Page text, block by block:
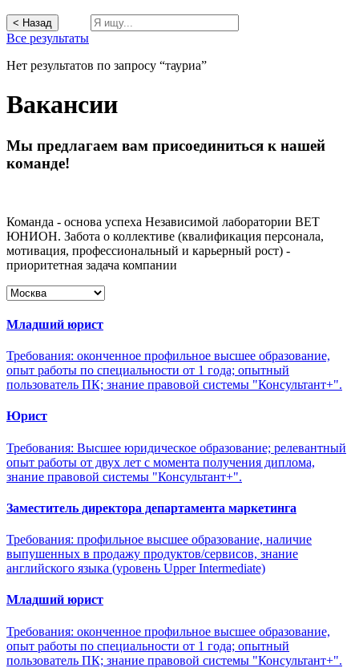
< Назад
Все результаты
Нет результатов по запросу “тауриа”
Вакансии
Мы предлагаем вам присоединиться к нашей
команде!
Команда - основа успеха Независимой лаборатории ВЕТ
ЮНИОН. Забота о коллективе (квалификация персонала,
мотивация, профессиональный и карьерный рост) -
приоритетная задача компании
Младший юрист
Требования: оконченное профильное высшее образование,
опыт работы по специальности от 1 года; опытный
пользователь ПК; знание правовой системы "Консультант+".
Юрист
Требования: Высшее юридическое образование; релевантный
опыт работы от двух лет с момента получения диплома,
знание правовой системы "Консультант+".
Заместитель директора департамента маркетинга
Требования: профильное высшее образование, наличие
выпушенных в продажу продуктов/сервисов, знание
английского языка (уровень Upper Intermediate)
Младший юрист
Требования: оконченное профильное высшее образование,
опыт работы по специальности от 1 года; опытный
пользователь ПК; знание правовой системы "Консультант+".